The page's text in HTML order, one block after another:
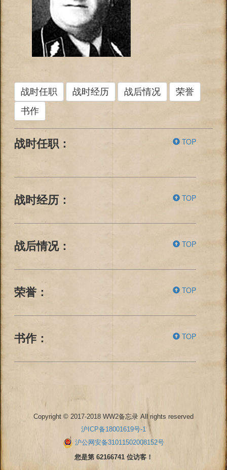
战时任职 战时经历 战后情况
荣誉
书作
战时任职： TOP
战时经历： TOP
战后情况： TOP
荣誉： TOP
书作： TOP
Copyright © 2017-2018 WW2备忘录 All rights reserved
沪ICP备18001619号-1
沪公网安备31011502008152号
您是第 62166741 位访客！